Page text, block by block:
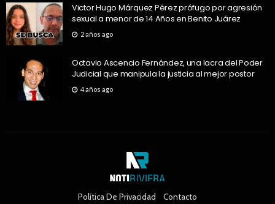
Victor Hugo Márquez Pérez prófugo por agresión
sexual a menor de 14 Años en Benito Juárez
2 años ago
Octavio Ascencio Fernández, una lacra del Poder
Judicial que manipula la justicia al mejor postor
4 años ago
Política De Privacidad Contacto